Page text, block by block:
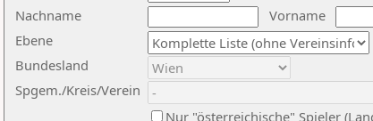
Nachname
Vorname
Ebene
Bundesland
Spgem./Kreis/Verein
Nur "österreichische" Spieler